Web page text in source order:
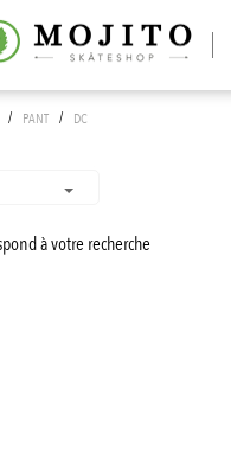
/ PANT / DC
à votre recherche